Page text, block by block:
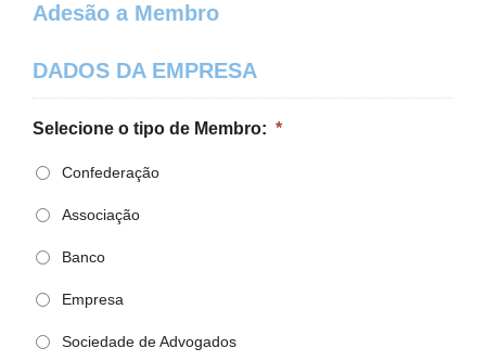
Adesão a Membro
DADOS DA EMPRESA
Selecione o tipo de Membro: *
Confederação
Associação
Banco
Empresa
Sociedade de Advogados